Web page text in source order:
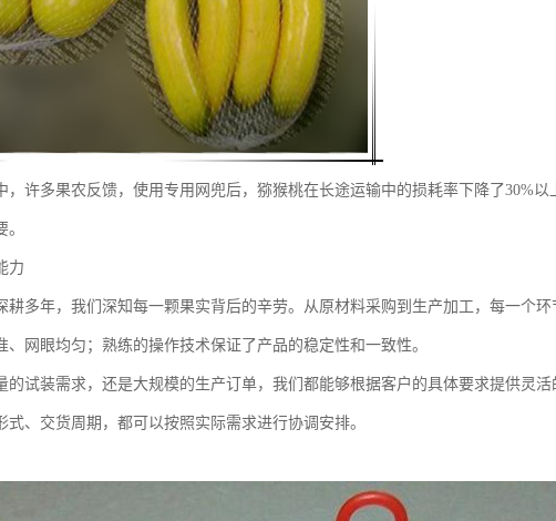
，许多果农反馈，使用专用网兜后，猕猴桃在长途运输中的损耗率下降了30%
力
耕多年，我们深知每一颗果实背后的辛劳。从原材料采购到生产加工，每一个
、网眼均匀；熟练的操作技术保证了产品的稳定性和一致性。
的试装需求，还是大规模的生产订单，我们都能够根据客户的具体要求提供灵
式、交货周期，都可以按照实际需求进行协调安排。